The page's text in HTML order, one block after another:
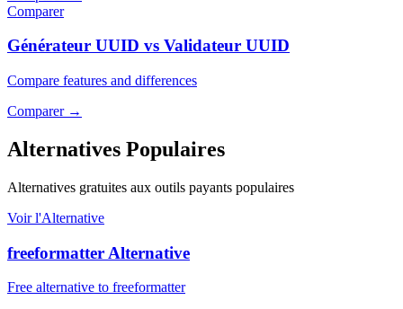
Comparer
Générateur UUID vs Validateur UUID
Compare features and differences
Comparer→
Alternatives Populaires
Alternatives gratuites aux outils payants populaires
Voir l'Alternative
freeformatter Alternative
Free alternative to freeformatter